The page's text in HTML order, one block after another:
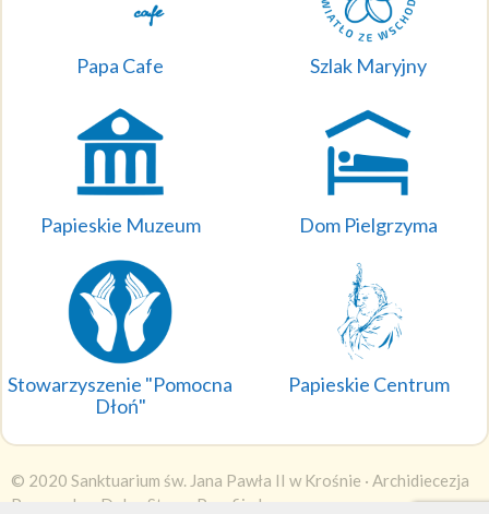
Papa Cafe Szlak Maryjny
Papieskie Muzeum Dom Pielgrzyma
Stowarzyszenie "Pomocna
Dłoń"
Papieskie Centrum
© 2020 Sanktuarium św. Jana Pawła II w Krośnie · Archidiecezja
Przemyska
DobraStronaParafii.pl